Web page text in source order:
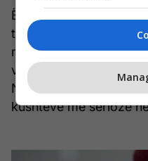
Është thelbësore të
tingëllimi në gishtërinj
me kushte më serioze
vëmendje mjekësore
Ne do të eksplorojmë
kushteve më serioze